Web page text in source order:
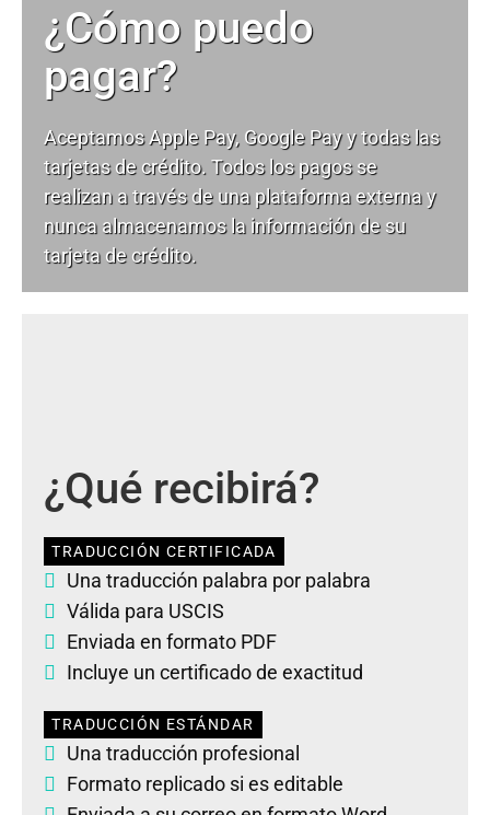
¿Cómo puedo
pagar?
Aceptamos Apple Pay, Google Pay y todas las
tarjetas de crédito. Todos los pagos se
realizan a través de una plataforma externa y
nunca almacenamos la información de su
tarjeta de crédito.
¿Qué recibirá?
TRADUCCIÓN CERTIFICADA
Una traducción palabra por palabra
Válida para USCIS
Enviada en formato PDF
Incluye un certificado de exactitud
TRADUCCIÓN ESTÁNDAR
Una traducción profesional
Formato replicado si es editable